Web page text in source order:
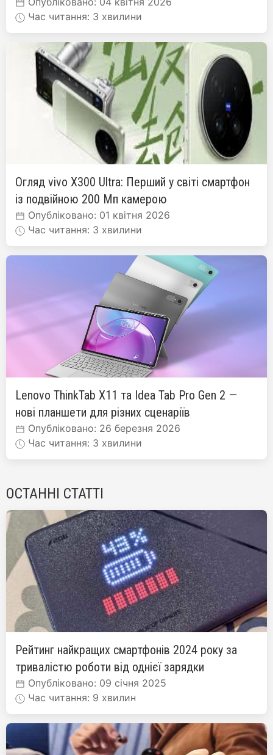
Час читання: 3 хвилини
Огляд vivo X300 Ultra: Перший у світі смартфон
із подвійною 200 Мп камерою
Опубліковано: 01 квітня 2026
Час читання: 3 хвилини
Lenovo ThinkTab X11 та Idea Tab Pro Gen 2 —
нові планшети для різних сценаріїв
Опубліковано: 26 березня 2026
Час читання: 3 хвилини
ОСТАННІ СТАТТІ
Рейтинг найкращих смартфонів 2024 року за
тривалістю роботи від однієї зарядки
Опубліковано: 09 січня 2025
Час читання: 9 хвилин